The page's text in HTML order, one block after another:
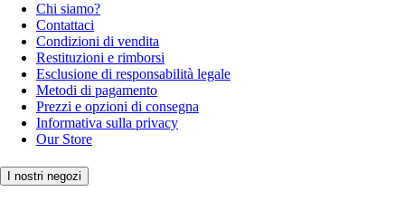
Chi siamo?
Contattaci
Condizioni di vendita
Restituzioni e rimborsi
Esclusione di responsabilità legale
Metodi di pagamento
Prezzi e opzioni di consegna
Informativa sulla privacy
Our Store
I nostri negozi